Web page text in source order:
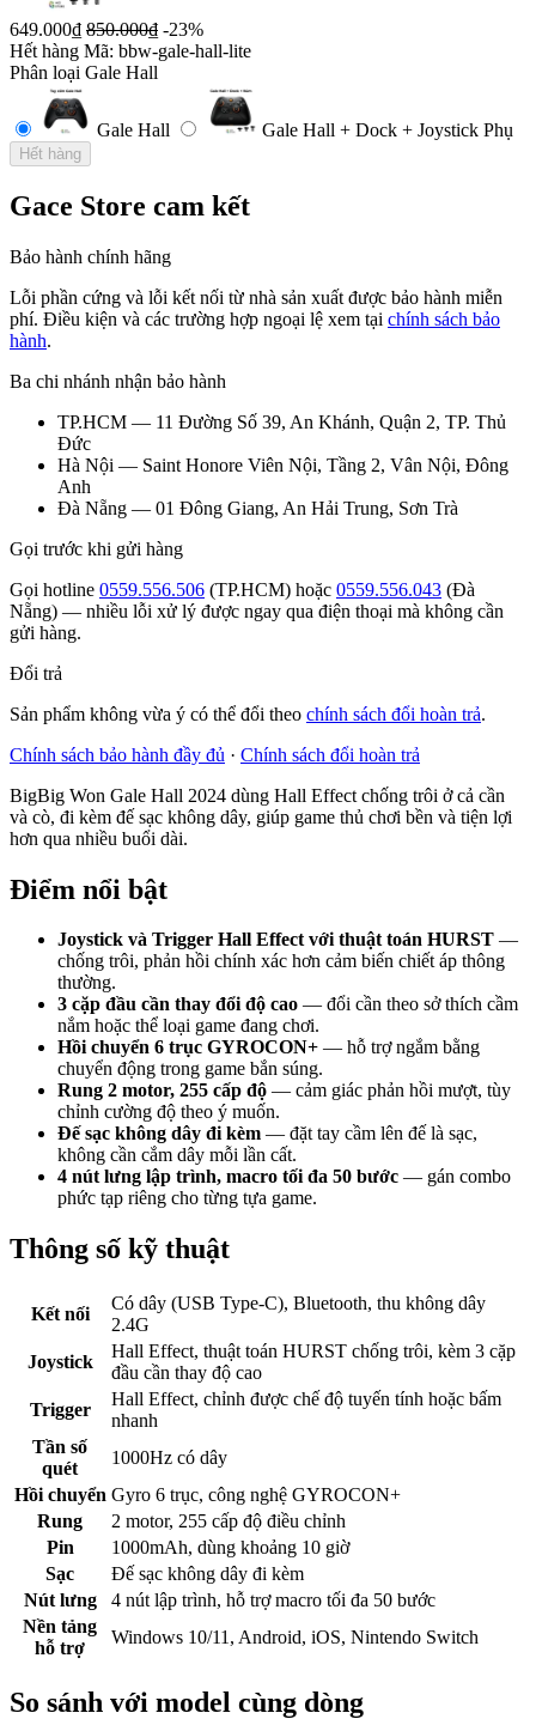
649.000₫ 850.000₫ -23%
Hết hàng Mã: bbw-gale-hall-lite
Phân loại Gale Hall
Gale Hall Gale Hall + Dock + Joystick Phụ
Hết hàng
Gace Store cam kết
Bảo hành chính hãng
Lỗi phần cứng và lỗi kết nối từ nhà sản xuất được bảo hành miễn
phí. Điều kiện và các trường hợp ngoại lệ xem tại chính sách bảo
hành.
Ba chi nhánh nhận bảo hành
TP.HCM — 11 Đường Số 39, An Khánh, Quận 2, TP. Thủ
Đức
Hà Nội — Saint Honore Viên Nội, Tầng 2, Vân Nội, Đông
Anh
Đà Nẵng — 01 Đông Giang, An Hải Trung, Sơn Trà
Gọi trước khi gửi hàng
Gọi hotline 0559.556.506 (TP.HCM) hoặc 0559.556.043 (Đà
Nẵng) — nhiều lỗi xử lý được ngay qua điện thoại mà không cần
gửi hàng.
Đổi trả
Sản phẩm không vừa ý có thể đổi theo chính sách đổi hoàn trả.
Chính sách bảo hành đầy đủ · Chính sách đổi hoàn trả
BigBig Won Gale Hall 2024 dùng Hall Effect chống trôi ở cả cần
và cò, đi kèm đế sạc không dây, giúp game thủ chơi bền và tiện lợi
hơn qua nhiều buổi dài.
Điểm nổi bật
Joystick và Trigger Hall Effect với thuật toán HURST —
chống trôi, phản hồi chính xác hơn cảm biến chiết áp thông
thường.
3 cặp đầu cần thay đổi độ cao — đổi cần theo sở thích cầm
nắm hoặc thể loại game đang chơi.
Hồi chuyển 6 trục GYROCON+ — hỗ trợ ngắm bằng
chuyển động trong game bắn súng.
Rung 2 motor, 255 cấp độ — cảm giác phản hồi mượt, tùy
chỉnh cường độ theo ý muốn.
Đế sạc không dây đi kèm — đặt tay cầm lên đế là sạc,
không cần cắm dây mỗi lần cất.
4 nút lưng lập trình, macro tối đa 50 bước — gán combo
phức tạp riêng cho từng tựa game.
Thông số kỹ thuật
Kết nối
Có dây (USB Type-C), Bluetooth, thu không dây
2.4G
Joystick
Hall Effect, thuật toán HURST chống trôi, kèm 3 cặp
đầu cần thay độ cao
Trigger
Hall Effect, chỉnh được chế độ tuyến tính hoặc bấm
nhanh
Tần số
quét
1000Hz có dây
Hồi chuyển Gyro 6 trục, công nghệ GYROCON+
Rung
2 motor, 255 cấp độ điều chỉnh
Pin
1000mAh, dùng khoảng 10 giờ
Sạc
Đế sạc không dây đi kèm
Nút lưng
4 nút lập trình, hỗ trợ macro tối đa 50 bước
Nền tảng
hỗ trợ
Windows 10/11, Android, iOS, Nintendo Switch
So sánh với model cùng dòng